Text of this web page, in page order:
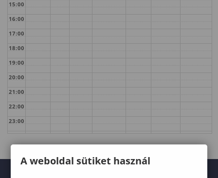
15:00
16:00
17:00
18:00
19:00
20:00
21:00
22:00
23:00
A weboldal sütiket használ